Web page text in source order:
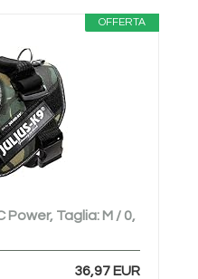
OFFERTA
Power, Taglia: M / 0,
36,97 EUR